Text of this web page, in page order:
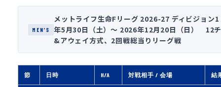
MEN’S
メットライフ生命Fリーグ 2026-27 ディビジョ
年5月30日（土）〜 2026年12月20日（日） 12
&アウェイ方式、2回戦総当りリーグ戦
節 日時 H/A 対戦相手 / 会場 結